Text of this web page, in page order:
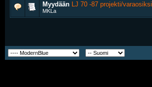
Myydään LJ 70 -87 projekti/varaosiksi
MKLa